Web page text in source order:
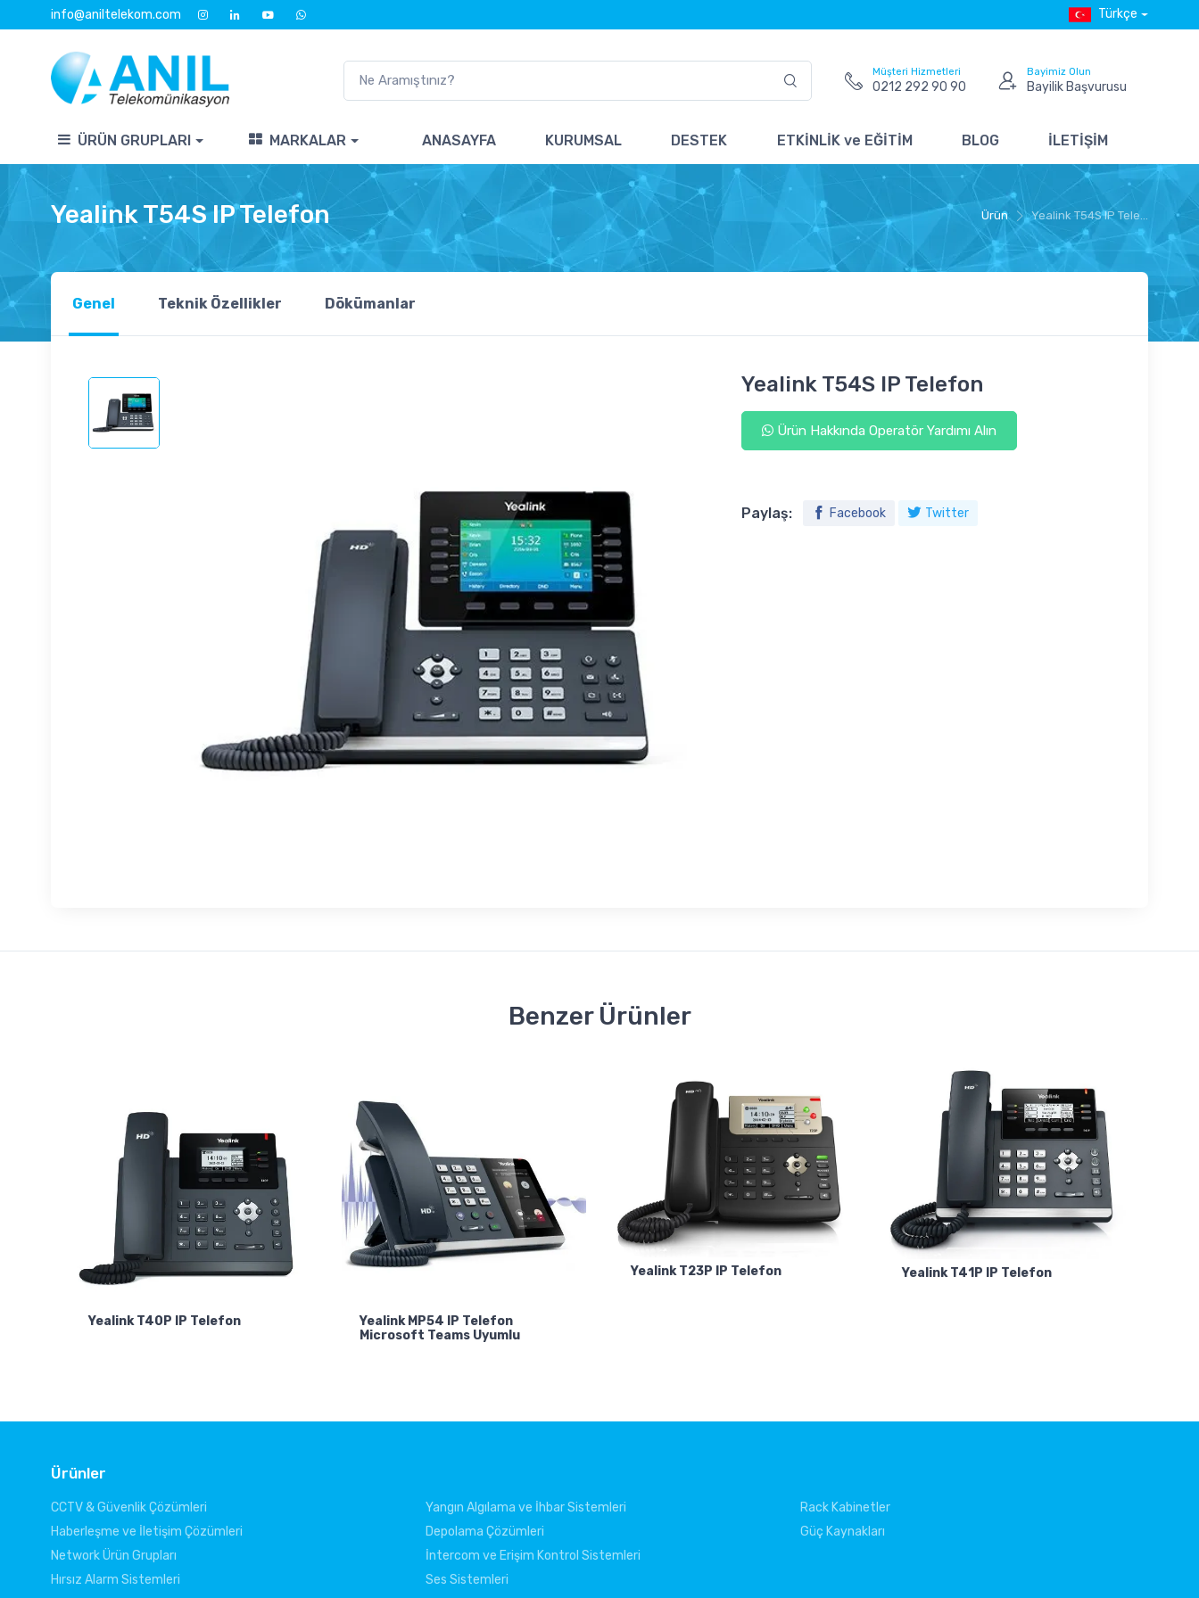
info@aniltelekom.com Türkçe
Müşteri Hizmetleri
0212 292 90 90
Bayimiz Olun
Bayilik Başvurusu
ÜRÜN GRUPLARI MARKALAR ANASAYFA KURUMSAL DESTEK ETKİNLİK ve EĞİTİM BLOG İLETİŞİM
Ürün Yealink T54S IP Tele...
Yealink T54S IP Telefon
Genel Teknik Özellikler Dökümanlar
Yealink T54S IP Telefon
Ürün Hakkında Operatör Yardımı Alın
Paylaş: Facebook Twitter
Benzer Ürünler
Yealink T40P IP Telefon
Yealink MP54 IP Telefon
Microsoft Teams Uyumlu
Yealink T23P IP Telefon Yealink T41P IP Telefon
Ürünler
CCTV & Güvenlik Çözümleri
Haberleşme ve İletişim Çözümleri
Network Ürün Grupları
Hırsız Alarm Sistemleri
Yangın Algılama ve İhbar Sistemleri
Depolama Çözümleri
İntercom ve Erişim Kontrol Sistemleri
Ses Sistemleri
Rack Kabinetler
Güç Kaynakları